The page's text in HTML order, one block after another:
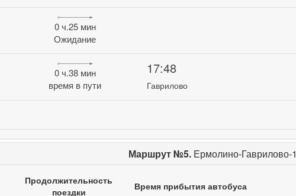
0 ч.25 мин
Ожидание
0 ч.38 мин
время в пути
17:48
Гаврилово
Маршрут №5. Ермолино-Гаврилово-1
Продолжительность
поездки
Время прибытия автобуса